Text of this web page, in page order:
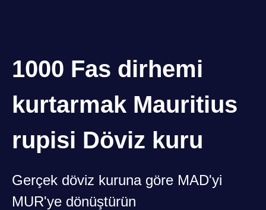
1000 Fas dirhemi
kurtarmak Mauritius
rupisi Döviz kuru
Gerçek döviz kuruna göre MAD'yi
MUR'ye dönüştürün